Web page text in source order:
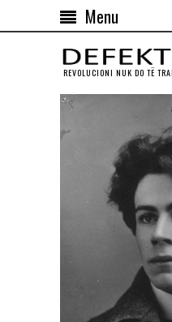
Menu
REVOLUCIONI NUK DO TЁ